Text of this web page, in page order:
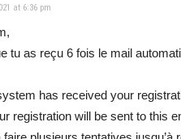
at 6:36 pm
tu as reçu 6 fois le mail
has received your
registration will be sent to this